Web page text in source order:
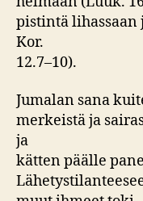
pistintä lihassaan
Kor.
12.7–10).
Jumalan sana
merkeistä ja
ja
kätten päälle